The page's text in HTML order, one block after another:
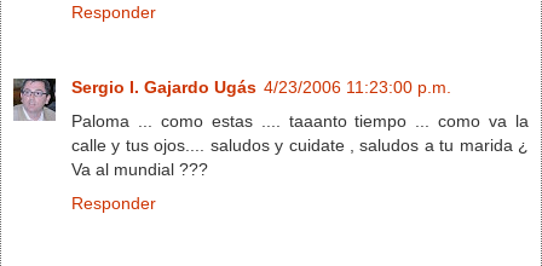
Responder
Sergio I. Gajardo Ugás 4/23/2006 11:23:00 p.m.
Paloma ... como estas .... taaanto tiempo ... como va la
calle y tus ojos.... saludos y cuidate , saludos a tu marida ¿
Va al mundial ???
Responder